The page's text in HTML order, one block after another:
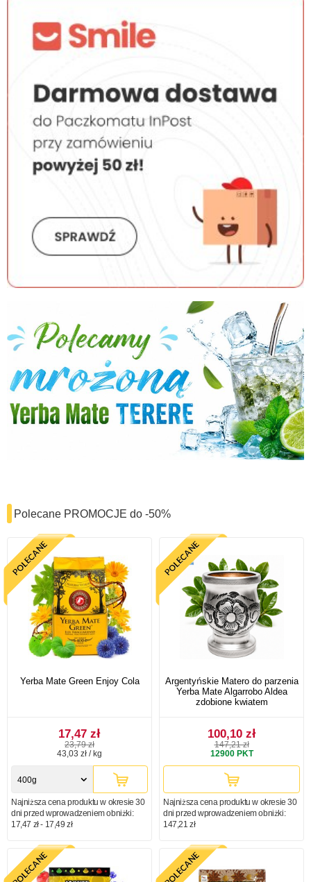
Polecane PROMOCJE do -50%
Yerba Mate Green Enjoy Cola
17,47 zł
23,79 zł
43,03 zł / kg
400g
Najniższa cena produktu w okresie 30
dni przed wprowadzeniem obniżki:
17,47 zł - 17,49 zł
Argentyńskie Matero do parzenia
Yerba Mate Algarrobo Aldea
zdobione kwiatem
100,10 zł
147,21 zł
12900PKT
Najniższa cena produktu w okresie 30
dni przed wprowadzeniem obniżki:
147,21 zł